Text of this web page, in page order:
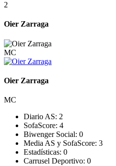
2
Oier Zarraga
MC
Oier Zarraga
MC
Diario AS: 2
SofaScore: 4
Biwenger Social: 0
Media AS y SofaScore: 3
Estadísticas: 0
Carrusel Deportivo: 0